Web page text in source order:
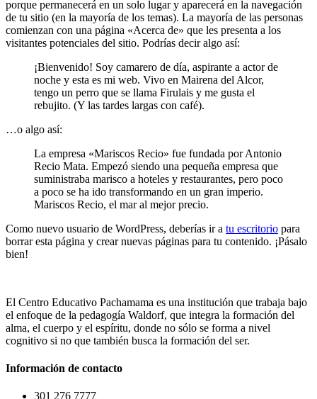
porque permanecerá en un solo lugar y aparecerá en la navegación
de tu sitio (en la mayoría de los temas). La mayoría de las personas
comienzan con una página «Acerca de» que les presenta a los
visitantes potenciales del sitio. Podrías decir algo así:
¡Bienvenido! Soy camarero de día, aspirante a actor de
noche y esta es mi web. Vivo en Mairena del Alcor,
tengo un perro que se llama Firulais y me gusta el
rebujito. (Y las tardes largas con café).
…o algo así:
La empresa «Mariscos Recio» fue fundada por Antonio
Recio Mata. Empezó siendo una pequeña empresa que
suministraba marisco a hoteles y restaurantes, pero poco
a poco se ha ido transformando en un gran imperio.
Mariscos Recio, el mar al mejor precio.
Como nuevo usuario de WordPress, deberías ir a tu escritorio para
borrar esta página y crear nuevas páginas para tu contenido. ¡Pásalo
bien!
El Centro Educativo Pachamama es una institución que trabaja bajo
el enfoque de la pedagogía Waldorf, que integra la formación del
alma, el cuerpo y el espíritu, donde no sólo se forma a nivel
cognitivo si no que también busca la formación del ser.
Información de contacto
301 276 7777